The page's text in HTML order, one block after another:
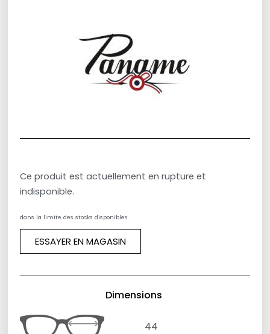
Ce produit est actuellement en rupture et
indisponible.
dans la limite des stocks disponibles.
ESSAYER EN MAGASIN
Dimensions
44